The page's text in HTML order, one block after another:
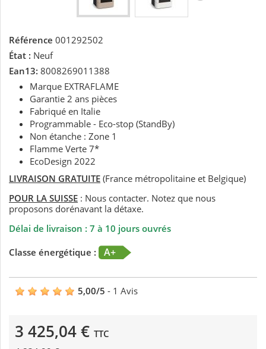
Référence 001292502
État : Neuf
Ean13: 8008269011388
Marque EXTRAFLAME
Garantie 2 ans pièces
Fabriqué en Italie
Programmable - Eco-stop (StandBy)
Non étanche : Zone 1
Flamme Verte 7*
EcoDesign 2022
LIVRAISON GRATUITE (France métropolitaine et Belgique)
POUR LA SUISSE : Nous contacter. Notez que nous
proposons dorénavant la détaxe.
Délai de livraison : 7 à 10 jours ouvrés
Classe énergétique :
A+
5,00/5 - 1 Avis
3 425,04 € TTC